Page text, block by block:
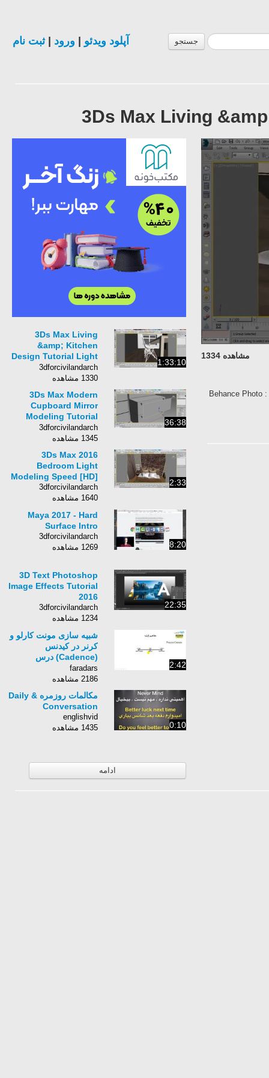
جستجو آپلود ویدئو ورود |ثبت نام
3Ds Max Living
مشاهده 1334
Behance Photo :
1:33:10
3Ds Max Living
&amp; Kitchen
Design Tutorial Light
2016+ Photosop [HD]
3dforcivilandarch
1330 مشاهده
36:38
3Ds Max Modern
Cupboard Mirror
Modeling Tutorial
2017 +Photoshop
3dforcivilandarch
1345 مشاهده
2:33
3Ds Max 2016
Bedroom Light
Modeling Speed [HD]
3dforcivilandarch
1640 مشاهده
8:20
Maya 2017 - Hard
Surface Intro
3dforcivilandarch
1269 مشاهده
22:35
3D Text Photoshop
Image Effects Tutorial
2016
3dforcivilandarch
1234 مشاهده
2:42
شبیه سازی مونت کارلو و
کرنر در کیدنس
(Cadence) درس
یکم:مفاهیم اولیه
faradars
2186 مشاهده
0:10
مکالمات روزمره & Daily
Conversation
englishvid
1435 مشاهده
ادامه